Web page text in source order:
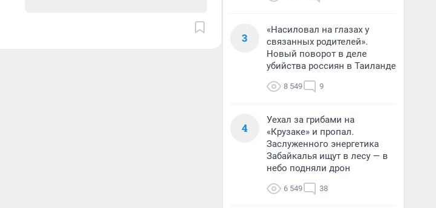
3
«Насиловал на глазах у
связанных родителей».
Новый поворот в деле
убийства россиян в Таиланде
8 549 9
4
Уехал за грибами на
«Крузаке» и пропал.
Заслуженного энергетика
Забайкалья ищут в лесу — в
небо подняли дрон
6 549 38